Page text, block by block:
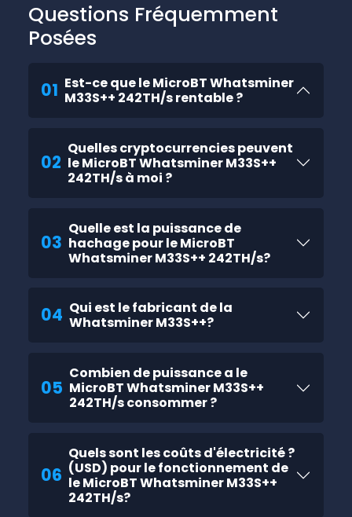
Questions Fréquemment
Posées
01 Est-ce que le MicroBT Whatsminer
M33S++ 242TH/s rentable ?
02
Quelles cryptocurrencies peuvent
le MicroBT Whatsminer M33S++
242TH/s à moi ?
03
Quelle est la puissance de
hachage pour le MicroBT
Whatsminer M33S++ 242TH/s?
04 Qui est le fabricant de la
Whatsminer M33S++?
05
Combien de puissance a le
MicroBT Whatsminer M33S++
242TH/s consommer ?
06
Quels sont les coûts d'électricité ?
(USD) pour le fonctionnement de
le MicroBT Whatsminer M33S++
242TH/s?